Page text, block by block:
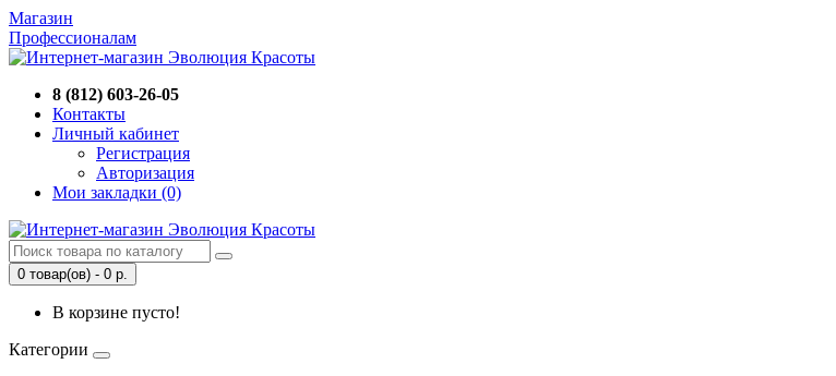
Магазин
Профессионалам
8 (812) 603-26-05
Контакты
Личный кабинет
Регистрация
Авторизация
Мои закладки (0)
0 товар(ов) - 0 р.
В корзине пусто!
Категории